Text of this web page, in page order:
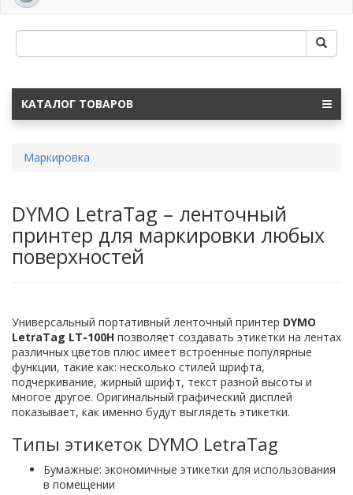
КАТАЛОГ ТОВАРОВ
Маркировка
DYMO LetraTag – ленточный
принтер для маркировки любых
поверхностей
Универсальный портативный ленточный принтер DYMO
LetraTag LT-100H позволяет создавать этикетки на лентах
различных цветов плюс имеет встроенные популярные
функции, такие как: несколько стилей шрифта,
подчеркивание, жирный шрифт, текст разной высоты и
многое другое. Оригинальный графический дисплей
показывает, как именно будут выглядеть этикетки.
Типы этикеток DYMO LetraTag
Бумажные: экономичные этикетки для использования
в помещении